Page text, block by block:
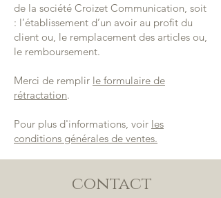
de la société Croizet Communication, soit
: l’établissement d’un avoir au profit du
client ou, le remplacement des articles ou,
le remboursement.
Merci de remplir le formulaire de
rétractation.
Pour plus d'informations, voir les
conditions générales de ventes.
contact